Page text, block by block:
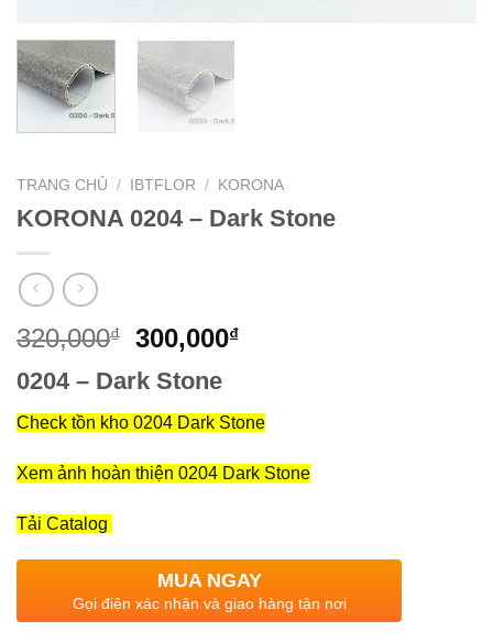
TRANG CHỦ / IBTFLOR / KORONA
KORONA 0204 – Dark Stone
320,000₫
Giá
là:
320,000₫.
300,000₫Giá
là:
300,000₫.
0204 – Dark Stone
Check tồn kho 0204 Dark Stone
Xem ảnh hoàn thiện 0204 Dark Stone
Tải Catalog
MUA NGAY
Gọi điện xác nhận và giao hàng tận nơi